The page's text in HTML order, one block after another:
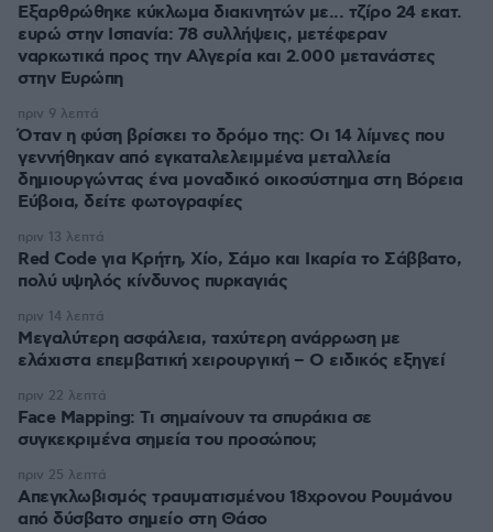
Εξαρθρώθηκε κύκλωμα διακινητών με... τζίρο 24 εκατ.
ευρώ στην Ισπανία: 78 συλλήψεις, μετέφεραν
ναρκωτικά προς την Αλγερία και 2.000 μετανάστες
στην Ευρώπη
Όταν η φύση βρίσκει το δρόμο της: Οι 14 λίμνες που
γεννήθηκαν από εγκαταλελειμμένα μεταλλεία
δημιουργώντας ένα μοναδικό οικοσύστημα στη Βόρεια
Εύβοια, δείτε φωτογραφίες
πριν 9 λεπτά
Red Code για Κρήτη, Χίο, Σάμο και Ικαρία το Σάββατο,
πολύ υψηλός κίνδυνος πυρκαγιάς
πριν 13 λεπτά
Μεγαλύτερη ασφάλεια, ταχύτερη ανάρρωση με
ελάχιστα επεμβατική χειρουργική – Ο ειδικός εξηγεί
πριν 14 λεπτά
Face Mapping: Τι σημαίνουν τα σπυράκια σε
συγκεκριμένα σημεία του προσώπου;
πριν 22 λεπτά
Απεγκλωβισμός τραυματισμένου 18χρονου Ρουμάνου
από δύσβατο σημείο στη Θάσο
πριν 25 λεπτά